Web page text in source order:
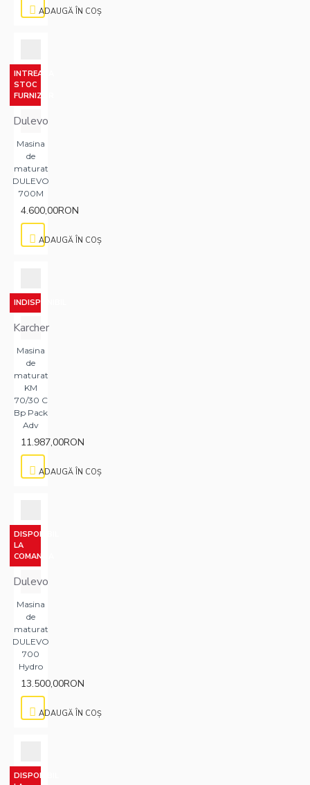
ADAUGĂ ÎN COŞ
INTREABA
STOC
FURNIZOR
Dulevo
Masina
de
maturat
DULEVO
700M
4.600,00RON
ADAUGĂ ÎN COŞ
INDISPONIBIL
Karcher
Masina
de
maturat
KM
70/30 C
Bp Pack
Adv
11.987,00RON
ADAUGĂ ÎN COŞ
DISPONIBIL
LA
COMANDA
Dulevo
Masina
de
maturat
DULEVO
700
Hydro
13.500,00RON
ADAUGĂ ÎN COŞ
DISPONIBIL